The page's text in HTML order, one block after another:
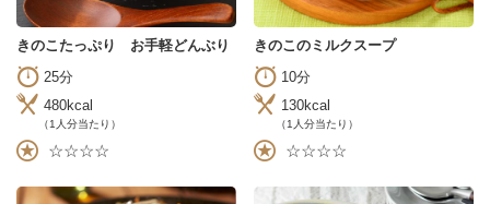
きのこたっぷり お手軽どんぶり
25分
480kcal
（1人分当たり）
☆☆☆☆
きのこのミルクスープ
10分
130kcal
（1人分当たり）
☆☆☆☆